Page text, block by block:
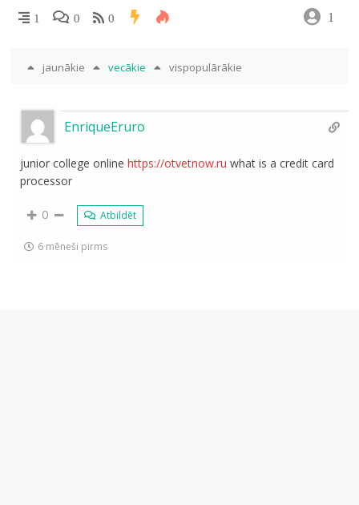
1 0 0 1
jaunākie vecākie vispopulārākie
EnriqueEruro
junior college onlinehttps://otvetnow.ru what is a credit card
processor
0 Atbildēt
6 mēneši pirms